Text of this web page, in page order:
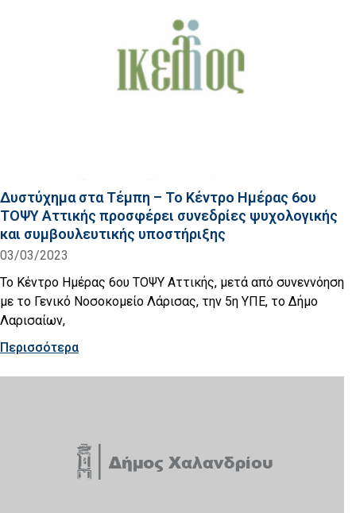
Δυστύχημα στα Τέμπη – Το Κέντρο Ημέρας 6ου
ΤΟΨΥ Αττικής προσφέρει συνεδρίες ψυχολογικής
και συμβουλευτικής υποστήριξης
03/03/2023
Το Κέντρο Ημέρας 6ου ΤΟΨΥ Αττικής, μετά από συνεννόηση
με το Γενικό Νοσοκομείο Λάρισας, την 5η ΥΠΕ, το Δήμο
Λαρισαίων,
Περισσότερα